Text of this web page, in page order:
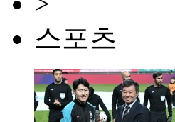
스포츠